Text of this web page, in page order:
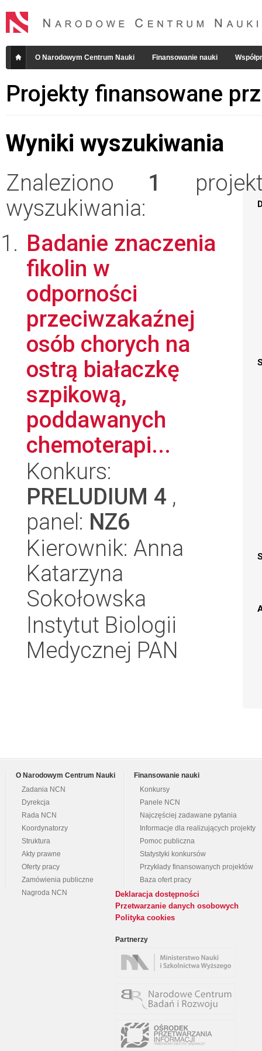
O Narodowym Centrum Nauki Finansowanie nauki
Projekty finansowane
Wyniki wyszukiwania
Znaleziono 1
wyszukiwania:
Badanie znaczenia
fikolin w
odporności
przeciwzakaźnej
osób chorych na
ostrą białaczkę
szpikową,
poddawanych
chemoterapi...
Konkurs:
PRELUDIUM 4 ,
panel: NZ6
Kierownik: Anna
Katarzyna
Sokołowska
Instytut Biologii
Medycznej PAN
O Narodowym Centrum Nauki
Zadania NCN
Dyrekcja
Rada NCN
Koordynatorzy
Struktura
Akty prawne
Oferty pracy
Zamówienia publiczne
Nagroda NCN
Finansowanie nauki
Konkursy
Panele NCN
Najczęściej zadawane pytania
Informacje dla realizujących projekty
Pomoc publiczna
Statystyki konkursów
Przykłady finansowanych projektów
Baza ofert pracy
Deklaracja dostępności
Przetwarzanie danych osobowych
Polityka cookies
Partnerzy